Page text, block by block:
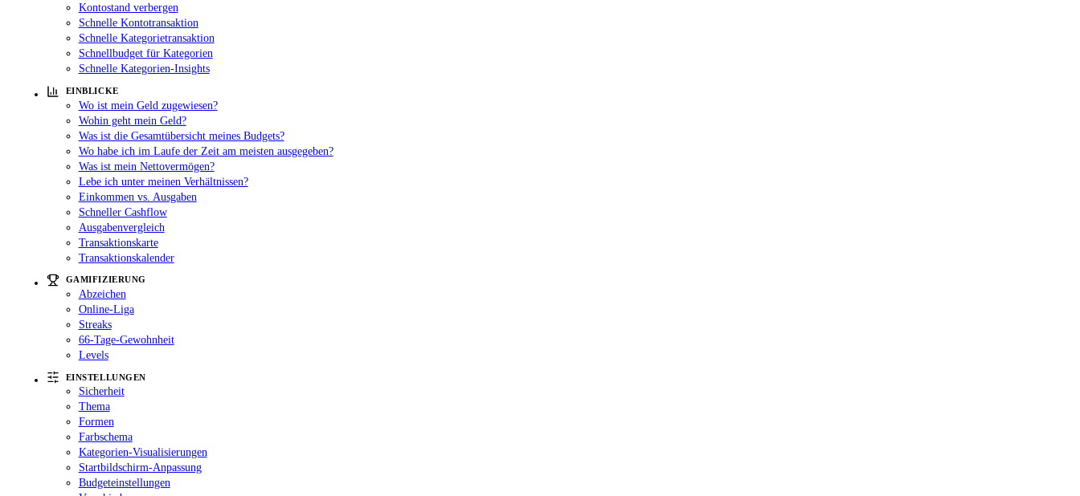
Kontostand verbergen
Schnelle Kontotransaktion
Schnelle Kategorietransaktion
Schnellbudget für Kategorien
Schnelle Kategorien-Insights
EINBLICKE
Wo ist mein Geld zugewiesen?
Wohin geht mein Geld?
Was ist die Gesamtübersicht meines Budgets?
Wo habe ich im Laufe der Zeit am meisten ausgegeben?
Was ist mein Nettovermögen?
Lebe ich unter meinen Verhältnissen?
Einkommen vs. Ausgaben
Schneller Cashflow
Ausgabenvergleich
Transaktionskarte
Transaktionskalender
GAMIFIZIERUNG
Abzeichen
Online-Liga
Streaks
66-Tage-Gewohnheit
Levels
EINSTELLUNGEN
Sicherheit
Thema
Formen
Farbschema
Kategorien-Visualisierungen
Startbildschirm-Anpassung
Budgeteinstellungen